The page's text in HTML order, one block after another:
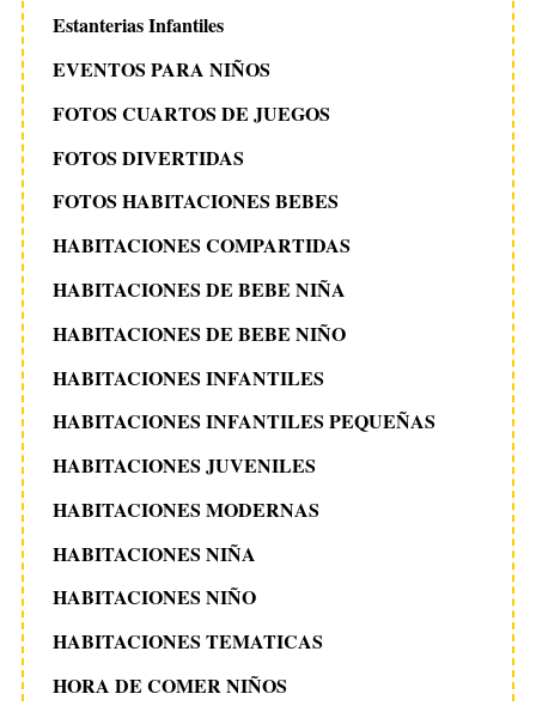
Estanterias Infantiles
EVENTOS PARA NIÑOS
FOTOS CUARTOS DE JUEGOS
FOTOS DIVERTIDAS
FOTOS HABITACIONES BEBES
HABITACIONES COMPARTIDAS
HABITACIONES DE BEBE NIÑA
HABITACIONES DE BEBE NIÑO
HABITACIONES INFANTILES
HABITACIONES INFANTILES PEQUEÑAS
HABITACIONES JUVENILES
HABITACIONES MODERNAS
HABITACIONES NIÑA
HABITACIONES NIÑO
HABITACIONES TEMATICAS
HORA DE COMER NIÑOS